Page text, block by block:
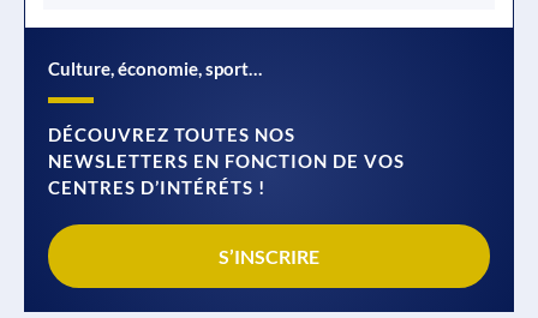
Culture, économie, sport…
DÉCOUVREZ TOUTES NOS
NEWSLETTERS EN FONCTION DE VOS
CENTRES D’INTÉRÉTS !
S’INSCRIRE